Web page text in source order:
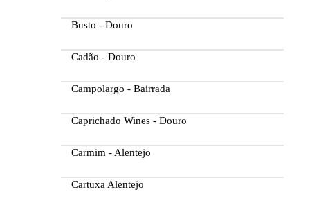
Busto - Douro
Cadão - Douro
Campolargo - Bairrada
Caprichado Wines - Douro
Carmim - Alentejo
Cartuxa Alentejo